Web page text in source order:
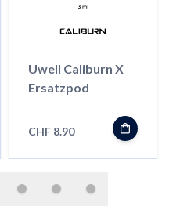
Uwell Caliburn X
Ersatzpod
CHF 8.90